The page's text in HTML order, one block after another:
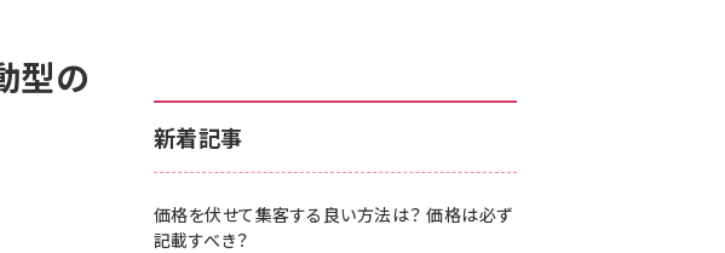
z世代 (1622)
meo (1275)
型の
新着記事
価格を伏せて集客する良い方法は？ 価格は必ず
記載すべき？